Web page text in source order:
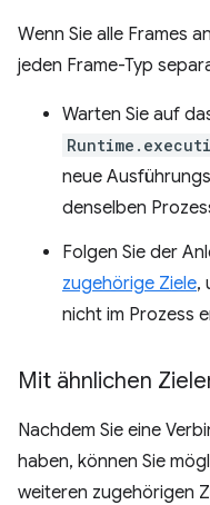
Wenn Sie alle Frames
jeden Frame-Typ
Warten Sie auf
neue
denselben
Folgen Sie der
zugehörige Ziele,
nicht im Prozess
Mit ähnlichen
Nachdem Sie eine
haben, können Sie
weiteren zugehörigen